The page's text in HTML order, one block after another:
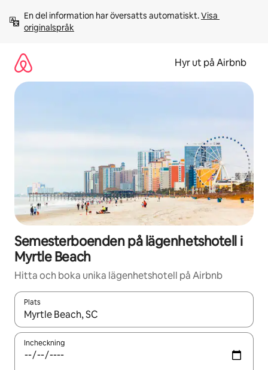
innehåll
En del information har översatts automatiskt. Visa
originalspråk
Hyr ut på Airbnb
Semesterboenden på lägenhetshotell i
Myrtle Beach
Hitta och boka unika lägenhetshotell på Airbnb
Plats
När resultaten är tillgängliga kan du navigera med upp- och
Incheckning